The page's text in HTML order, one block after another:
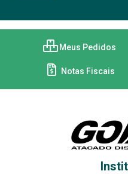
Meus Pedidos
Notas Fiscais